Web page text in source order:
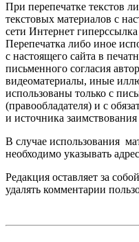
При перепечатке текстов
текстовых материалов с
сети Интернет
Перепечатка либо иное
с настоящего сайта в
письменного согласия
видеоматериалы, иные
использованы только с
(правообладателя) и с
и источника заимствования
В случае использования
необходимо указывать
Редакция оставляет за
удалять комментарии